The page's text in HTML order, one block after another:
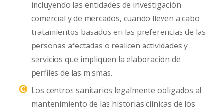
incluyendo las entidades de investigación
comercial y de mercados, cuando lleven a cabo
tratamientos basados en las preferencias de las
personas afectadas o realicen actividades y
servicios que impliquen la elaboración de
perfiles de las mismas.
Los centros sanitarios legalmente obligados al
mantenimiento de las historias clínicas de los